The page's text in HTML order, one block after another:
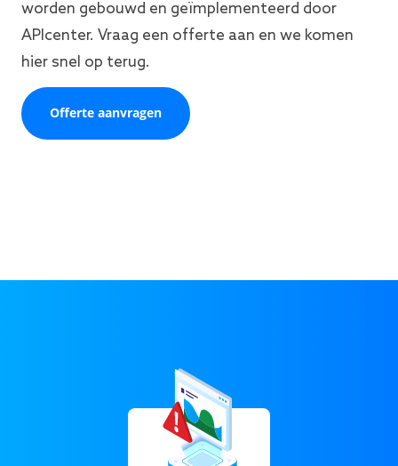
worden gebouwd en geïmplementeerd door
APIcenter. Vraag een offerte aan en we komen
hier snel op terug.
Offerte aanvragen